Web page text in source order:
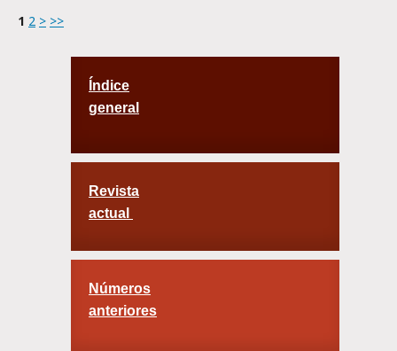
1 2 > >>
Índice
general
Revista
actual
Números
anteriores